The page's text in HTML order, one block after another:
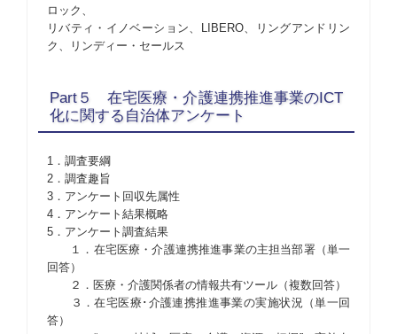
ロック、
リバティ・イノベーション、LIBERO、リングアンドリン
ク、リンディー・セールス
Part５ 在宅医療・介護連携推進事業のICT
化に関する自治体アンケート
1．調査要綱
2．調査趣旨
3．アンケート回収先属性
4．アンケート結果概略
5．アンケート調査結果
１．在宅医療・介護連携推進事業の主担当部署（単一
回答）
２．医療・介護関係者の情報共有ツール（複数回答）
３．在宅医療･介護連携推進事業の実施状況（単一回
答）